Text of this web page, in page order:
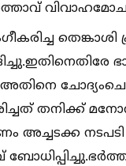
അതിനെ
തനിക്ക്
നടപടി